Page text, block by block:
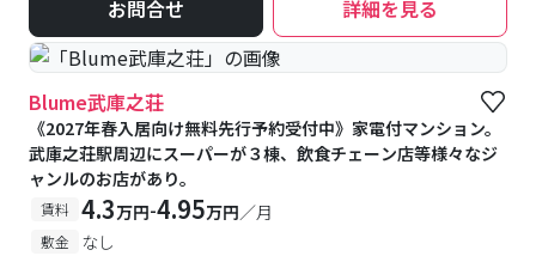
お問合せ 詳細を見る
Blume武庫之荘
《2027年春入居向け無料先行予約受付中》家電付マンション。
武庫之荘駅周辺にスーパーが３棟、飲食チェーン店等様々なジ
ャンルのお店があり。
賃料 4.3万円-4.95万円／月
敷金 なし